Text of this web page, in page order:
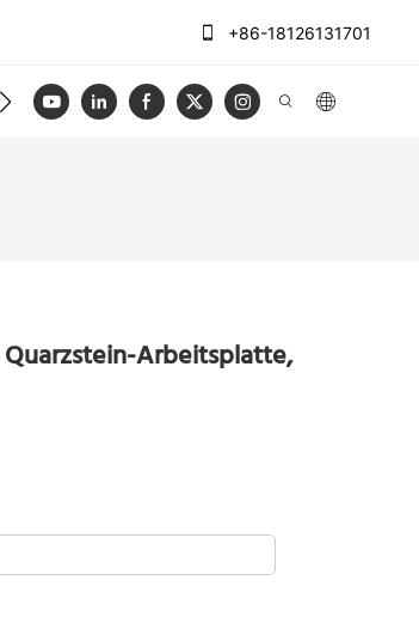
+86-18126131701
FÄLLE BLOGGEN VIDEO
Arbeitsplatte,